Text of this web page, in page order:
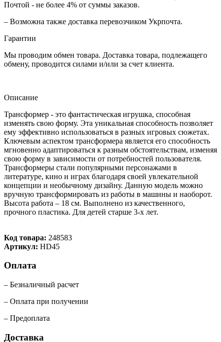
Почтой - не более 4% от суммы заказов.
– Возможна также доставка перевозчиком Укрпочта.
Гарантии
Мы проводим обмен товара. Доставка товара, подлежащего
обмену, проводится силами и/или за счет клиента.
Описание
Трансформер - это фантастическая игрушка, способная
изменять свою форму. Эта уникальная способность позволяет
ему эффективно использоваться в разных игровых сюжетах.
Ключевым аспектом трансформера является его способность
мгновенно адаптироваться к разным обстоятельствам, изменяя
свою форму в зависимости от потребностей пользователя.
Трансформеры стали популярными персонажами в
литературе, кино и играх благодаря своей увлекательной
концепции и необычному дизайну. Данную модель можно
вручную трансформировать из работы в машины и наоборот.
Высота работа – 18 см. Выполнено из качественного,
прочного пластика. Для детей старше 3-х лет.
Код товара: 248583
Артикул: HD45
Оплата
– Безналичный расчет
– Оплата при получении
– Предоплата
Доставка